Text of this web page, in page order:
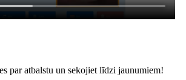
par atbalstu un sekojiet līdzi jaunumiem!